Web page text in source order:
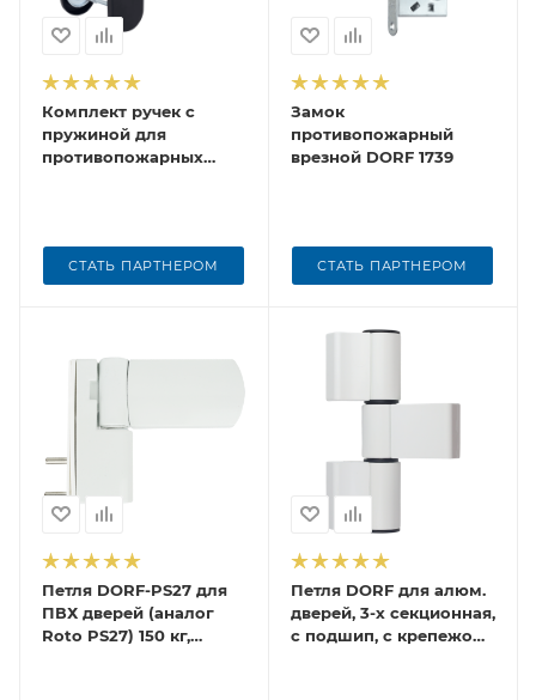
Комплект ручек с
пружиной для
противопожарных
СТАТЬ ПАРТНЕРОМ
Замок
противопожарный
врезной DORF 1739
СТАТЬ ПАРТНЕРОМ
Петля DORF-PS27 для
ПВХ дверей (аналог
Roto PS27) 150 кг,
Петля DORF для алюм.
дверей, 3-х секционная,
с подшип, с крепежом